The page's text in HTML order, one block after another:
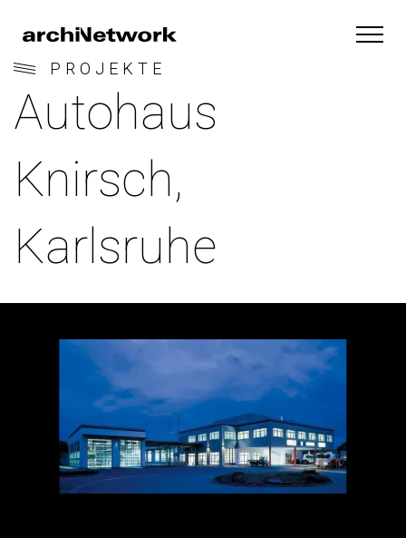
PROJEKTE
Autohaus
Knirsch,
Karlsruhe